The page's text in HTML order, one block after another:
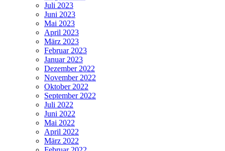
Juli 2023
Juni 2023
Mai 2023
April 2023
März 2023
Februar 2023
Januar 2023
Dezember 2022
November 2022
Oktober 2022
September 2022
Juli 2022
Juni 2022
Mai 2022
April 2022
März 2022